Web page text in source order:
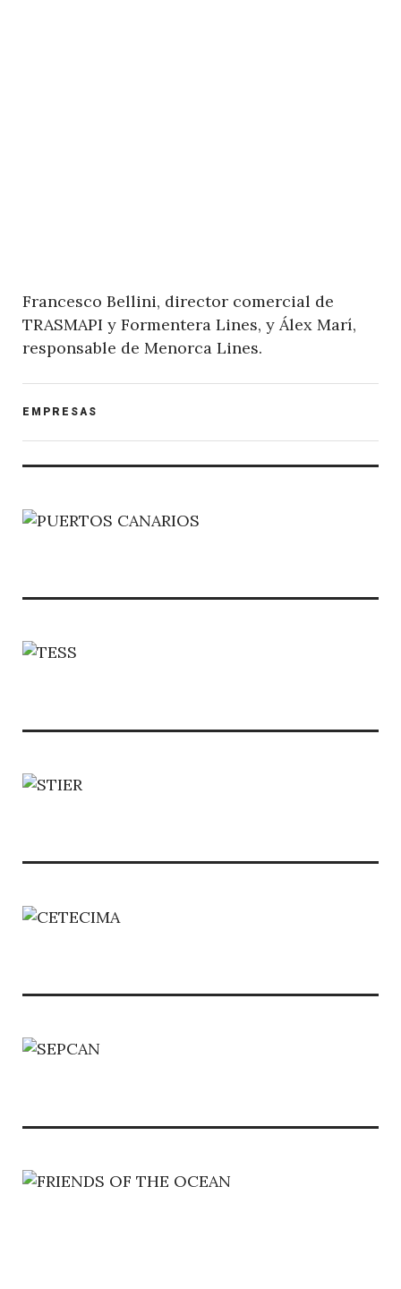
Francesco Bellini, director comercial de
TRASMAPI y Formentera Lines, y Álex Marí,
responsable de Menorca Lines.
POST
EMPRESAS